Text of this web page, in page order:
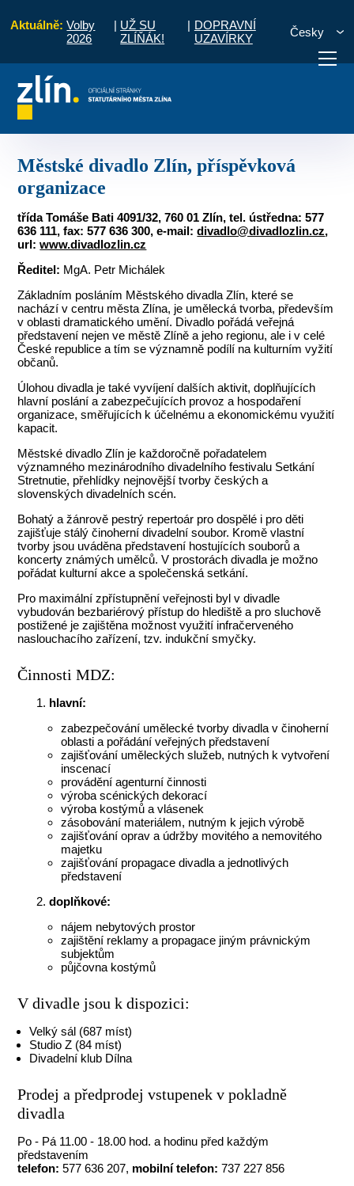
Aktuálně: Volby
2026
| UŽ SU
ZLÍŇÁK!
| DOPRAVNÍ
UZAVÍRKY
Česky
vyřídit Potřebuji zaplatit
Městské divadlo Zlín, příspěvková
organizace
třída Tomáše Bati 4091/32, 760 01 Zlín, tel. ústředna: 577
636 111, fax: 577 636 300, e-mail: divadlo@divadlozlin.cz,
url: www.divadlozlin.cz
Ředitel: MgA. Petr Michálek
Základním posláním Městského divadla Zlín, které se
nachází v centru města Zlína, je umělecká tvorba, především
v oblasti dramatického umění. Divadlo pořádá veřejná
představení nejen ve městě Zlíně a jeho regionu, ale i v celé
České republice a tím se významně podílí na kulturním vyžití
občanů.
Úlohou divadla je také vyvíjení dalších aktivit, doplňujících
hlavní poslání a zabezpečujících provoz a hospodaření
organizace, směřujících k účelnému a ekonomickému využití
kapacit.
Městské divadlo Zlín je každoročně pořadatelem
významného mezinárodního divadelního festivalu Setkání
Stretnutie, přehlídky nejnovější tvorby českých a
slovenských divadelních scén.
Bohatý a žánrově pestrý repertoár pro dospělé i pro děti
zajišťuje stálý činoherní divadelní soubor. Kromě vlastní
tvorby jsou uváděna představení hostujících souborů a
koncerty známých umělců. V prostorách divadla je možno
pořádat kulturní akce a společenská setkání.
Pro maximální zpřístupnění veřejnosti byl v divadle
vybudován bezbariérový přístup do hlediště a pro sluchově
postižené je zajištěna možnost využití infračerveného
naslouchacího zařízení, tzv. indukční smyčky.
Činnosti MDZ:
hlavní:
zabezpečování umělecké tvorby divadla v činoherní
oblasti a pořádání veřejných představení
zajišťování uměleckých služeb, nutných k vytvoření
inscenací
provádění agenturní činnosti
výroba scénických dekorací
výroba kostýmů a vlásenek
zásobování materiálem, nutným k jejich výrobě
zajišťování oprav a údržby movitého a nemovitého
majetku
zajišťování propagace divadla a jednotlivých
představení
doplňkové:
nájem nebytových prostor
zajištění reklamy a propagace jiným právnickým
subjektům
půjčovna kostýmů
V divadle jsou k dispozici:
Velký sál (687 míst)
Studio Z (84 míst)
Divadelní klub Dílna
Prodej a předprodej vstupenek v pokladně
divadla
Po - Pá 11.00 - 18.00 hod. a hodinu před každým
představením
telefon: 577 636 207, mobilní telefon: 737 227 856